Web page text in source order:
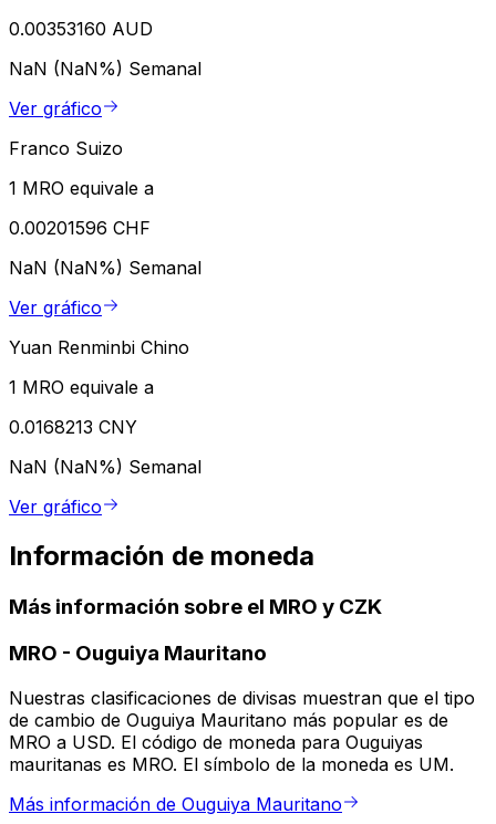
0.00353160 AUD
NaN (NaN%) Semanal
Ver gráfico
Franco Suizo
1 MRO equivale a
0.00201596 CHF
NaN (NaN%) Semanal
Ver gráfico
Yuan Renminbi Chino
1 MRO equivale a
0.0168213 CNY
NaN (NaN%) Semanal
Ver gráfico
Información de moneda
Más información sobre el MRO y CZK
MRO - Ouguiya Mauritano
Nuestras clasificaciones de divisas muestran que el tipo
de cambio de Ouguiya Mauritano más popular es de
MRO a USD. El código de moneda para Ouguiyas
mauritanas es MRO. El símbolo de la moneda es UM.
Más información de Ouguiya Mauritano